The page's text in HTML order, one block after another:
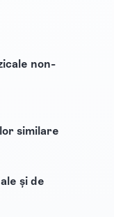
non-
similare
și de